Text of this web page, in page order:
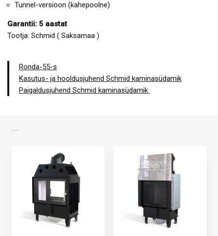
Tunnel-versioon (kahepoolne)
Garantii: 5 aastat
Tootja: Schmid ( Saksamaa )
Ronda-55-s
Kasutus- ja hooldusjuhend Schmid kaminasüdamik
Paigaldusjuhend Schmid kaminasüdamik